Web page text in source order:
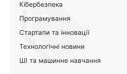
Кібербезпека
Програмування
Стартапи та інновації
Технологічні новини
ШІ та машинне навчання